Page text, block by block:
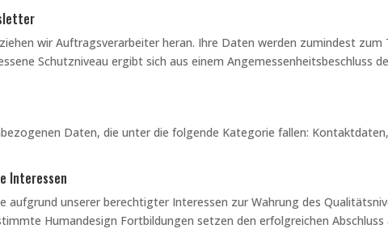
wir Auftragsverarbeiter heran. Ihre Daten werden zumindest zum
Schutzniveau ergibt sich aus einem Angemessenheitsbeschluss
Daten, die unter die folgende Kategorie fallen:
Interessen
aufgrund unserer berechtigter Interessen zur Wahrung des
Humandesign Fortbildungen setzen den erfolgreichen